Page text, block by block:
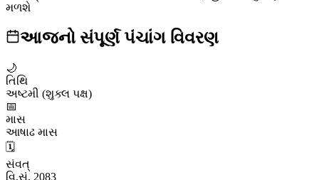
મળશે
આજનો સંપૂર્ણ પંચાંગ વિવરણ
🌙
તિથિ
અષ્ટમી (શુક્લ પક્ષ)
📅
માસ
આષાઢ માસ
🗓️
સંવત્
વિ.સં. 2083